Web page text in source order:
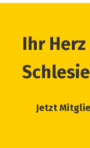
Ihr
Jetzt